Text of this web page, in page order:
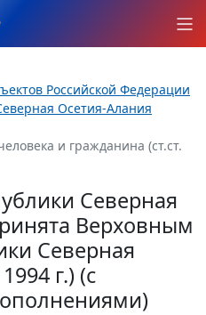
Российской Федерации
Осетия-Алания
и гражданина (ст.ст.
Северная
Верховным
Северная
г.) (с